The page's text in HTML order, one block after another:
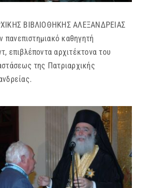
ΒΙΒΛΙΟΘΗΚΗΣ ΑΛΕΞΑΝΔΡΕΙΑΣ
καθηγητή
επιβλέποντα αρχιτέκτονα του
της Πατριαρχικής